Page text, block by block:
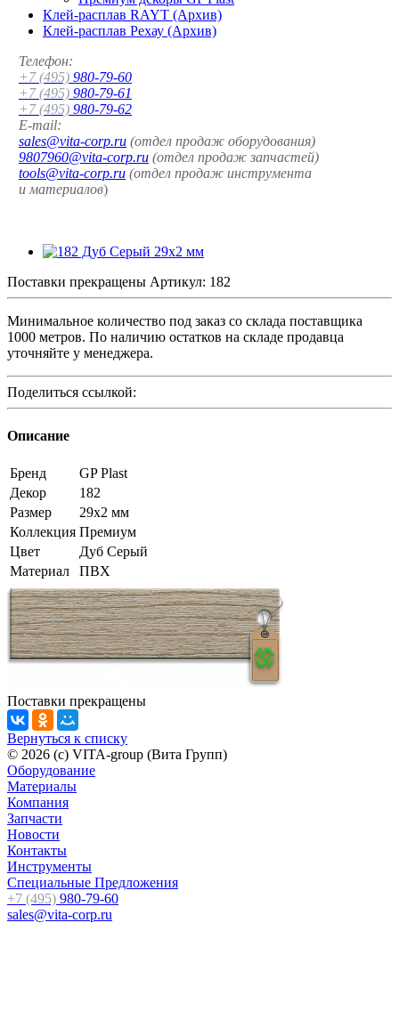
Клей-расплав RAYT (Архив)
Клей-расплав Рехау (Архив)
Телефон:
+7 (495) 980-79-60
+7 (495) 980-79-61
+7 (495) 980-79-62
E-mail:
sales@vita-corp.ru (отдел продаж оборудования)
9807960@vita-corp.ru (отдел продаж запчастей)
tools@vita-corp.ru (отдел продаж инструмента
и материалов)
Поставки прекращены Артикул: 182
Минимальное количество под заказ со склада поставщика
1000 метров. По наличию остатков на складе продавца
уточняйте у менеджера.
Поделиться ссылкой:
Описание
Бренд
GP Plast
Декор
182
Размер
29x2 мм
Коллекция Премиум
Цвет
Дуб Серый
Материал
ПВХ
Поставки прекращены
Вернуться к списку
© 2026 (c) VITA-group (Вита Групп)
Оборудование
Материалы
Компания
Запчасти
Новости
Контакты
Инструменты
Специальные Предложения
+7 (495) 980-79-60
sales@vita-corp.ru